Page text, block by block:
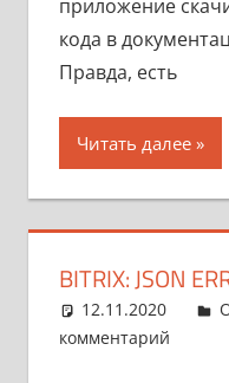
приложение
кода в
Правда, есть
Читать далее
BITRIX: JSON
12.11.2020
комментарий